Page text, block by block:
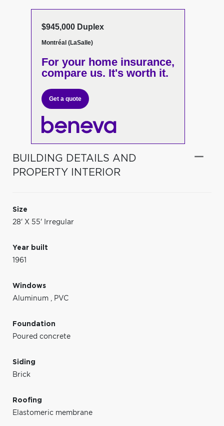
$945,000 Duplex
Montréal (LaSalle)
For your home insurance,
compare us. It's worth it.
Get a quote
BUILDING DETAILS AND
PROPERTY INTERIOR
Size
28' X 55' Irregular
Year built
1961
Windows
Aluminum , PVC
Foundation
Poured concrete
Siding
Brick
Roofing
Elastomeric membrane